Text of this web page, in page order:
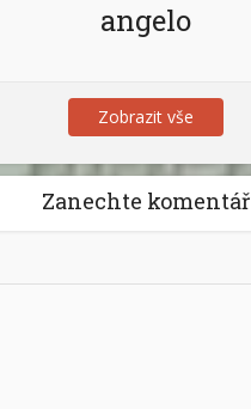
angelo
Zobrazit vše
Zanechte komentář